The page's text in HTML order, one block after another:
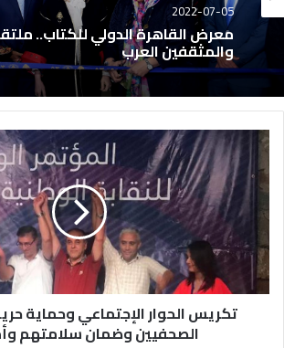
2022-07-05
معرض القاهرة الدولي للكتاب..
والمثقفين العرب
تكريس الحوار الإجتماعي وحماية
الصحفيين وضمان سلامتهم